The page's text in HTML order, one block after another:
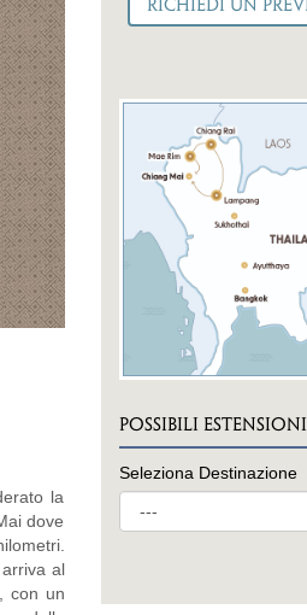
la
dove
al
con un
POSSIBILI ESTENSIONI
Seleziona Destinazione